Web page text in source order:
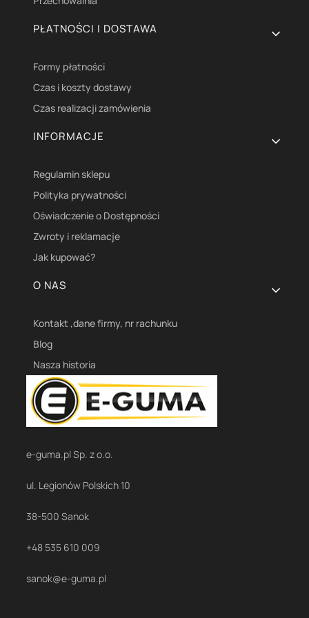
PŁATNOŚCI I DOSTAWA
Formy płatności
Czas i koszty dostawy
Czas realizacji zamówienia
INFORMACJE
Regulamin sklepu
Polityka prywatności
Oświadczenie o Dostępności
Zwroty i reklamacje
Jak kupować?
O NAS
Kontakt ,dane firmy, nr rachunku
Blog
Nasza historia
e-guma.pl Sp. z o.o.
ul. Legionów Polskich 10
38-500 Sanok
+48 535 610 009
sanok@e-guma.pl